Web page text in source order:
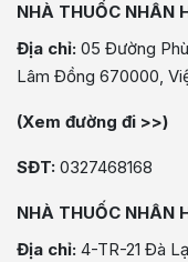
NHÀ THUỐC NHÂN
Địa chỉ: 05 Đường
Lâm Đồng 670000,
(Xem đường đi >>)
SĐT: 0327468168
NHÀ THUỐC NHÂN
Địa chỉ: 4-TR-21 Đà